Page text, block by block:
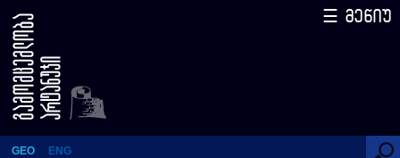
ნანა ყუფარაძე
GEO ENG
☰ მენიუ